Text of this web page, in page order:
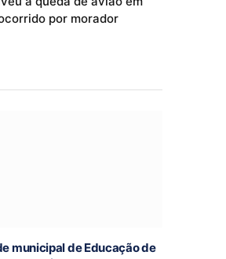
por morador
municipal de Educação de